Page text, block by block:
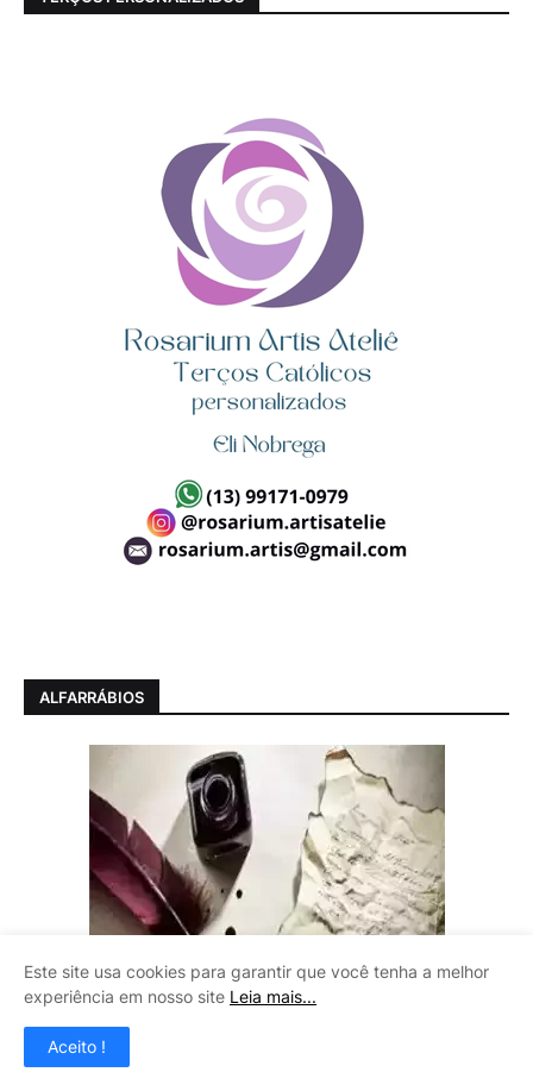
ALFARRÁBIOS
Este site usa cookies para garantir que você tenha a melhor
experiência em nosso site Leia mais...
Aceito !